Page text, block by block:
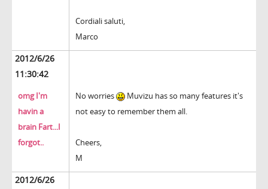
Cordiali saluti,
Marco
2012/6/26
11:30:42
omg I'm
havin a
brain Fart...I
forgot..
No worries
Muvizu has so many features it's
not easy to remember them all.
Cheers,
M
2012/6/26